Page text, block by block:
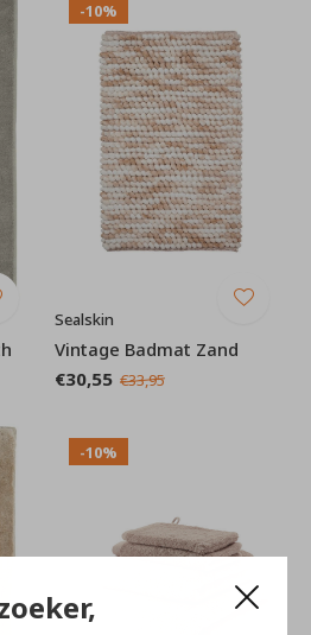
-10%
Sealskin
Vintage Badmat Zand
€30,55 €33,95
-10%